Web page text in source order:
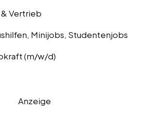
Vertrieb
Minijobs, Studentenjobs
(m/w/d)
Anzeige